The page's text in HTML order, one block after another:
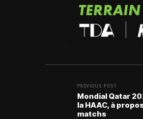
PREVIOUS POST
Mondial Qatar
la HAAC, à
matchs